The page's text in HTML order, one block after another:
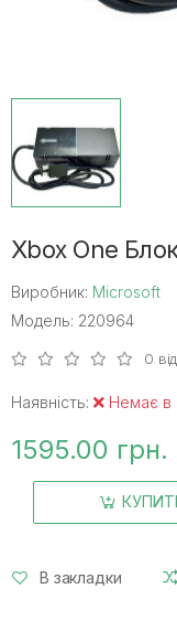
Xbox One
Виробник: Microsoft
Модель: 220964
0
Наявність: Немає в
1595.00 грн.
В закладки